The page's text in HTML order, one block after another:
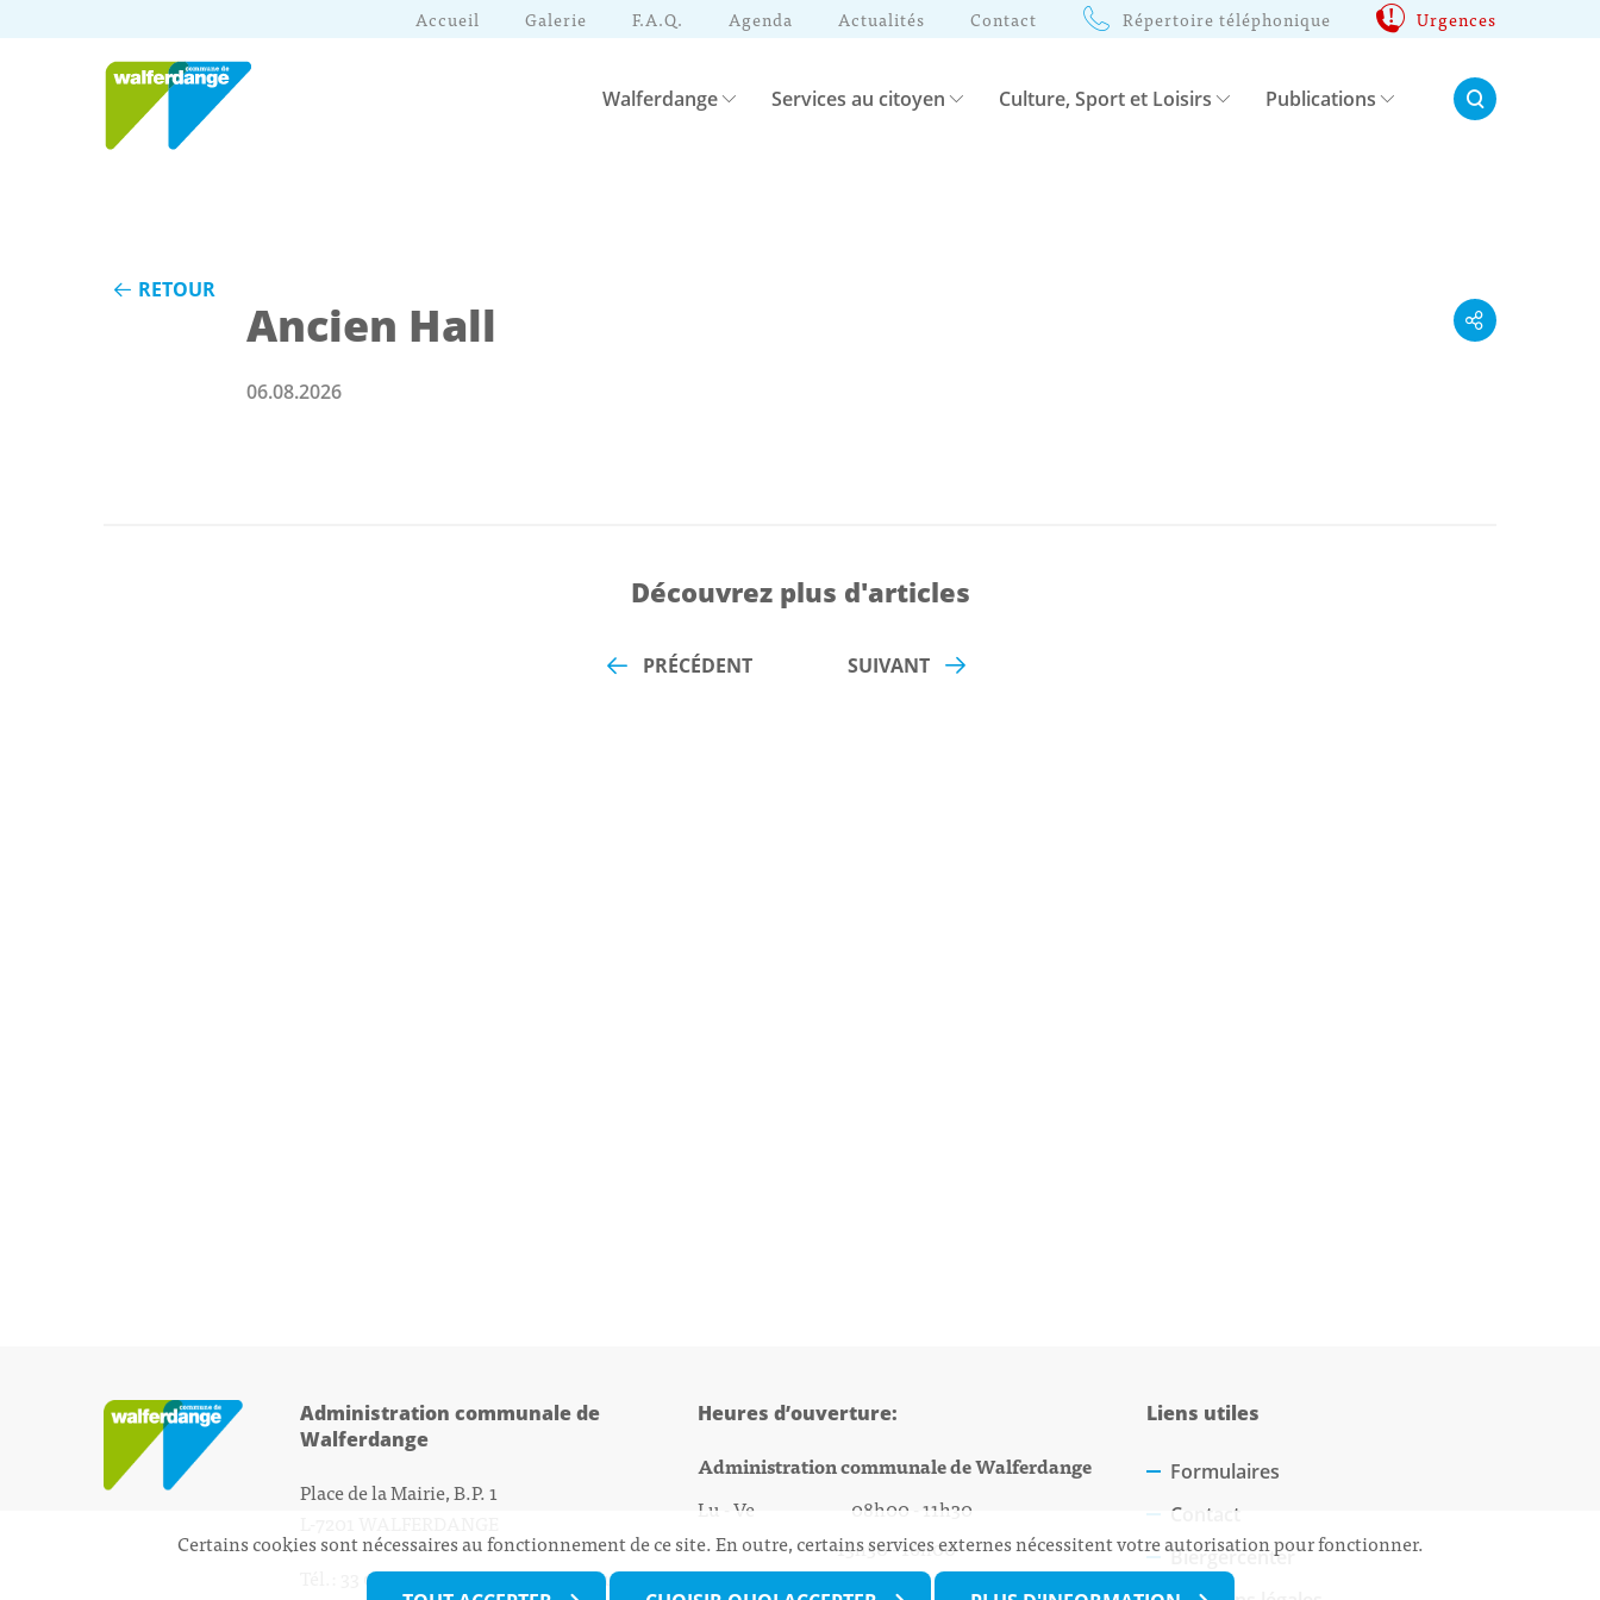
Accueil Galerie F.A.Q. Agenda Actualités Contact Répertoire téléphonique Urgences
Walferdange Services au citoyen Culture, Sport et Loisirs Publications Rechercher:
RETOUR
Ancien Hall
06.08.2026
Découvrez plus d'articles
PRÉCÉDENT SUIVANT
Administration communale de
Walferdange
Place de la Mairie, B.P. 1
Tél.: 33 01 44 - 1secretariat@walfer.lu
Heures d’ouverture:
Administration communale de Walferdange
Lu - Ve 08h00 - 11h30
13h30 - 16h00
Biergercenter
Liens utiles
Formulaires
Contact
Biergercenter
Certains cookies sont nécessaires au fonctionnement de ce site. En outre, certains services externes nécessitent votre autorisation pour fonctionner.